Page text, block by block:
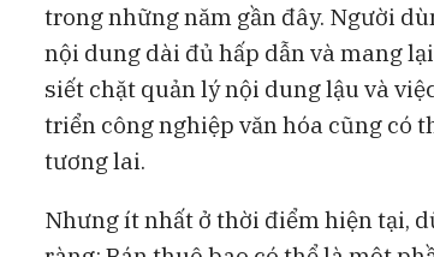
trong những năm gần đây. Người
nội dung dài đủ hấp dẫn và mang
siết chặt quản lý nội dung lậu và
triển công nghiệp văn hóa cũng có
tương lai.
Nhưng ít nhất ở thời điểm hiện tại,